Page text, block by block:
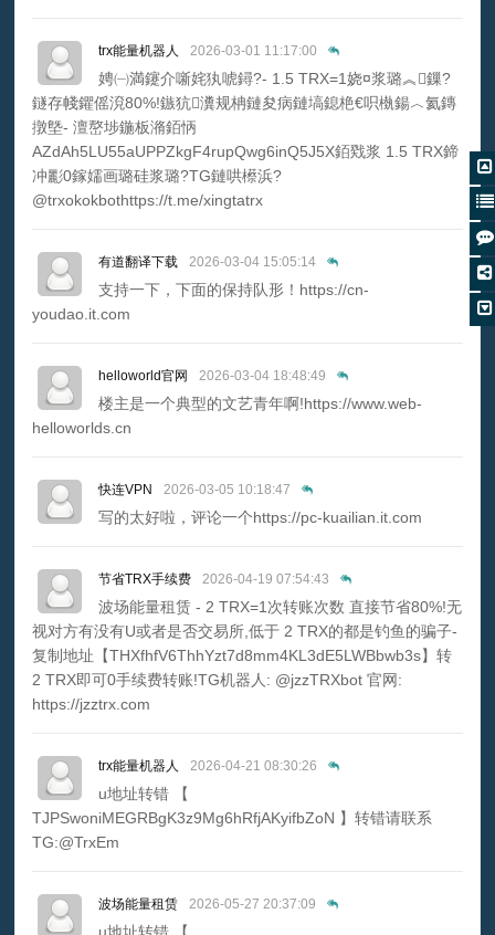
trx能量机器人 2026-03-01 11:17:00
娉㈠満鑳介噺姹犱唬鐞?- 1.5 TRX=1娆¤浆璐︽鏁?
鐩存帴鑺傜渷80%!鏃犺瀵规柟鏈夋病鏈塙鎴栬€呮槸鍚︿氦鏄
撴墍- 澶嶅埗鍦板潃銆怲
AZdAh5LU55aUPPZkgF4rupQwg6inQ5J5X銆戣浆 1.5 TRX鍗
冲彲0鎵嬬画璐硅浆璐?TG鏈哄櫒浜?
@trxokokbothttps://t.me/xingtatrx
有道翻译下载 2026-03-04 15:05:14
支持一下，下面的保持队形！https://cn-
youdao.it.com
helloworld官网 2026-03-04 18:48:49
楼主是一个典型的文艺青年啊!https://www.web-
helloworlds.cn
快连VPN 2026-03-05 10:18:47
写的太好啦，评论一个https://pc-kuailian.it.com
节省TRX手续费 2026-04-19 07:54:43
波场能量租赁 - 2 TRX=1次转账次数 直接节省80%!无
视对方有没有U或者是否交易所,低于 2 TRX的都是钓鱼的骗子-
复制地址【THXfhfV6ThhYzt7d8mm4KL3dE5LWBbwb3s】转
2 TRX即可0手续费转账!TG机器人: @jzzTRXbot 官网:
https://jzztrx.com
trx能量机器人 2026-04-21 08:30:26
u地址转错 【
TJPSwoniMEGRBgK3z9Mg6hRfjAKyifbZoN 】转错请联系
TG:@TrxEm
波场能量租赁 2026-05-27 20:37:09